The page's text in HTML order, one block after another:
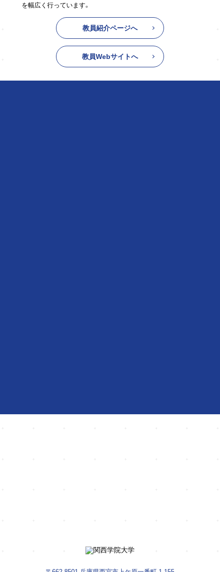
を幅広く行っています。
教員紹介ページへ
教員Webサイトへ